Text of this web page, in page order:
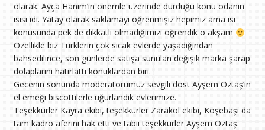
olarak. Ayça Hanım’ın önemle üzerinde durduğu konu odanın
ısısı idi. Yatay olarak saklamayı öğrenmişiz hepimiz ama ısı
konusunda pek de dikkatli olmadığımızı öğrendik o akşam
Özellikle biz Türklerin çok sıcak evlerde yaşadığından
bahsedilince, son günlerde satışa sunulan değişik marka şarap
dolaplarını hatırlattı konuklardan biri.
Gecenin sonunda moderatörümüz sevgili dost Ayşem Öztaş’ın
el emeği biscottilerle uğurlandık evlerimize.
Teşekkürler Kayra ekibi, teşekkürler Zarakol ekibi, Köşebaşı da
tam kadro aferini hak etti ve tabii teşekkürler Ayşem Öztaş.